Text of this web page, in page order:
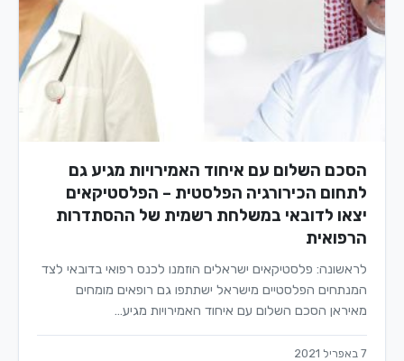
הסכם השלום עם איחוד האמירויות מגיע גם
לתחום הכירורגיה הפלסטית – הפלסטיקאים
יצאו לדובאי במשלחת רשמית של ההסתדרות
הרפואית
לראשונה: פלסטיקאים ישראלים הוזמנו לכנס רפואי בדובאי לצד
המנתחים הפלסטיים מישראל ישתתפו גם רופאים מומחים
מאיראן הסכם השלום עם איחוד האמירויות מגיע…
7 באפריל 2021